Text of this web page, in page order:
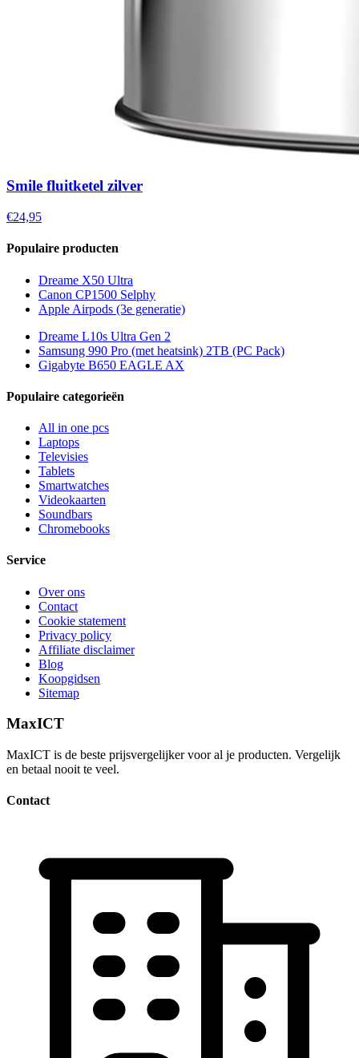
Smile fluitketel zilver
€24,95
Populaire producten
Dreame X50 Ultra
Canon CP1500 Selphy
Apple Airpods (3e generatie)
Dreame L10s Ultra Gen 2
Samsung 990 Pro (met heatsink) 2TB (PC Pack)
Gigabyte B650 EAGLE AX
Populaire categorieën
All in one pcs
Laptops
Televisies
Tablets
Smartwatches
Videokaarten
Soundbars
Chromebooks
Service
Over ons
Contact
Cookie statement
Privacy policy
Affiliate disclaimer
Blog
Koopgidsen
Sitemap
MaxICT
MaxICT is de beste prijsvergelijker voor al je producten. Vergelijk
en betaal nooit te veel.
Contact